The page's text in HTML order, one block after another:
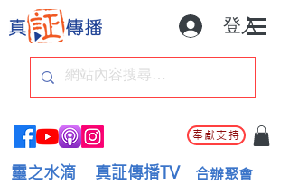
登入
奉獻支持
靈之水滴 真証傳播TV 合辦聚會